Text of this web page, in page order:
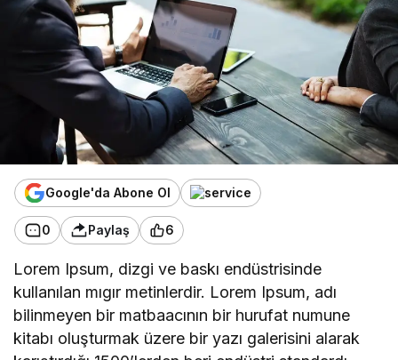
Google'da Abone Ol
0 Paylaş 6
Lorem Ipsum, dizgi ve baskı endüstrisinde
kullanılan mıgır metinlerdir. Lorem Ipsum, adı
bilinmeyen bir matbaacının bir hurufat numune
kitabı oluşturmak üzere bir yazı galerisini alarak